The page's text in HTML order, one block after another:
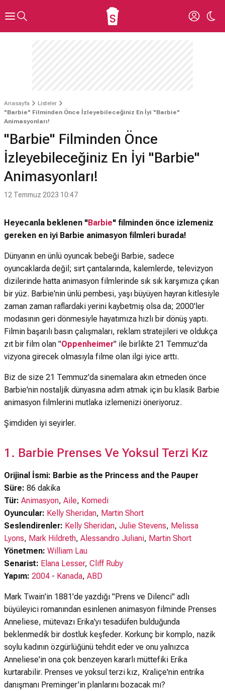
Anasayfa
Listeler
"Barbie" Filminden Önce İzleyebileceğiniz En İyi "Barbie"
Animasyonları!
"Barbie" Filminden Önce
İzleyebileceğiniz En İyi "Barbie"
Animasyonları!
12 Temmuz 2023 10:47
Heyecanla beklenen "Barbie" filminden önce izlemeniz
gereken en iyi Barbie animasyon filmleri burada!
Dünyanın en ünlü oyuncak bebeği Barbie, sadece
oyuncaklarda değil; sırt çantalarında, kalemlerde, televizyon
dizilerinde hatta animasyon filmlerinde sık sık karşımıza çıkan
bir yüz. Barbie'nin ünlü pembesi, yaşı büyüyen hayran kitlesiyle
zaman zaman raflardaki yerini kaybetmiş olsa da; 2000'ler
modasının geri dönmesiyle hayatımıza hızlı bir dönüş yaptı.
Filmin başarılı basın çalışmaları, reklam stratejileri ve oldukça
zıt bir film olan "Oppenheimer" ile birlikte 21 Temmuz'da
vizyona girecek olmasıyla filme olan ilgi iyice arttı.
Biz de size 21 Temmuz'da sinemalara akın etmeden önce
Barbie'nin nostaljik dünyasına adım atmak için bu klasik Barbie
animasyon filmlerini mutlaka izlemenizi öneriyoruz.
Şimdiden iyi seyirler.
1. Barbie Prenses Ve Yoksul Terzi Kız
Orijinal İsmi: Barbie as the Princess and the Pauper
Süre: 86 dakika
Tür: Animasyon, Aile, Komedi
Oyuncular: Kelly Sheridan, Martin Short
Seslendirenler: Kelly Sheridan, Julie Stevens, Melissa
Lyons, Mark Hildreth, Alessandro Juliani, Martin Short
Yönetmen: William Lau
Senarist: Elana Lesser, Cliff Ruby
Yapım: 2004 - Kanada, ABD
Mark Twain'in 1881'de yazdığı "Prens ve Dilenci" adlı
büyüleyici romanından esinlenen animasyon filminde Prenses
Anneliese, mütevazı Erika'yı tesadüfen bulduğunda
beklenmedik bir dostluk keşfeder. Korkunç bir komplo, nazik
soylu kadının özgürlüğünü tehdit eder ve onu yalnızca
Anneliese'in ona çok benzeyen kararlı müttefiki Erika
kurtarabilir. Prenses ve yoksul terzi kız, Kraliçe'nin entrika
danışmanı Preminger'in planlarını bozacak mı?